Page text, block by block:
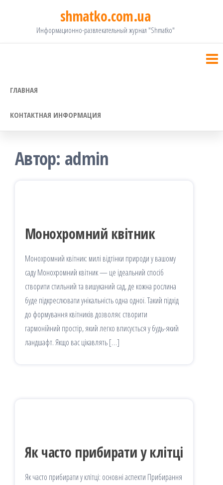
содержимому
shmatko.com.ua
Информационно-развлекательный журнал "Shmatko"
ГЛАВНАЯ
КОНТАКТНАЯ ИНФОРМАЦИЯ
Автор: admin
Монохромний квітник
Монохромний квітник: милі відтінки природи у вашому
саду Монохромний квітник — це ідеальний спосіб
створити стильний та вишуканий сад, де кожна рослина
буде підкреслювати унікальність одна одної. Такий підхід
до формування квітників дозволяє створити
гармонійний простір, який легко вписується у будь-який
ландшафт. Якщо вас цікавлять […]
Як часто прибирати у клітці
Як часто прибирати у клітці: основні аспекти Прибирання